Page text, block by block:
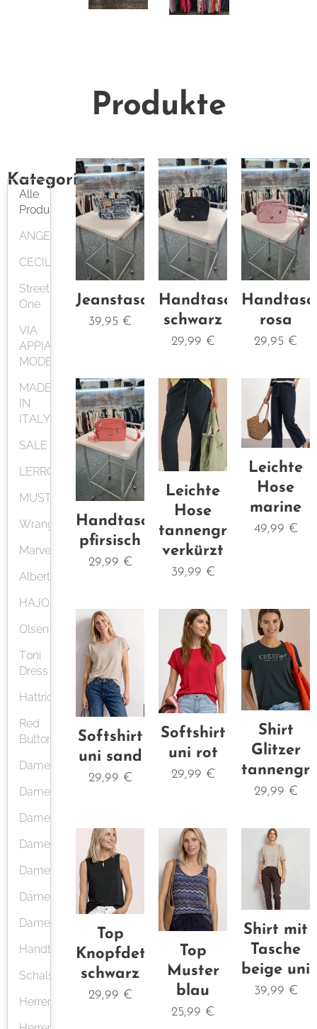
Produkte
Kategorien
Alle
Produkte
ANGELS
CECIL
Street
One
VIA
APPIA/CURVY
MODE
MADE
IN
ITALY
SALE
LERROS
MUSTANG
Wrangler
Marvelis
Alberto
HAJO
Olsen
Toni
Dress
Hattric
Red
Button
Damenblusen
Damenshirts
Damenjeans/Hosen
Damenjacken
Damenpulli
Damenkleid
Damenrock
Handtaschen
Schals
Herrenpulli
Jeanstasche
39,95 €
Handtasche
schwarz
29,99 €
rosa
29,95 €
Handtasche
pfirsisch
29,99 €
Leichte
Hose
tannengrün
verkürzt
39,99 €
Leichte
Hose
marine
49,99 €
Softshirt
uni sand
29,99 €
Softshirt
uni rot
29,99 €
Shirt
Glitzer
29,99 €
Top
Knopfdetail
schwarz
29,99 €
Top
Muster
blau
25,99 €
Shirt mit
Tasche
beige uni
39,99 €